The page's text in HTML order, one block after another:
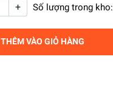
+ Số lượng trong kho:
THÊM VÀO GIỎ HÀNG